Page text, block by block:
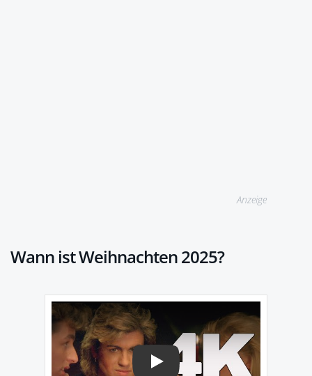
Anzeige
Wann ist Weihnachten 2025?
Play